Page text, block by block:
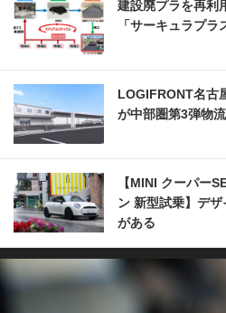
建設廃プラを再利
「サーキュラプ
LOGIFRONT名古
が中部圏第3弾物
【MINI クーパー
ン 新型試乗】デ
がある